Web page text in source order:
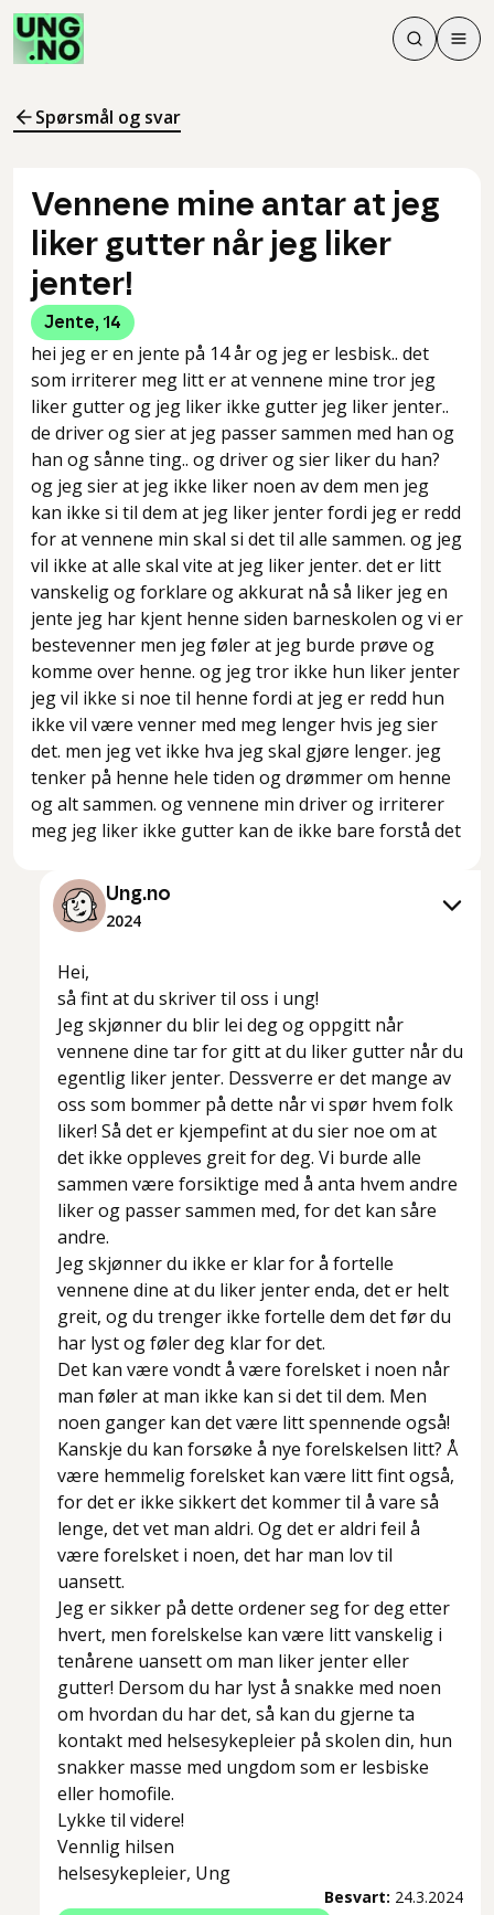
Søk
Søk
Meny
Spørsmål og svar
Vennene mine antar at jeg
liker gutter når jeg liker
jenter!
Jente, 14
hei jeg er en jente på 14 år og jeg er lesbisk.. det
som irriterer meg litt er at vennene mine tror jeg
liker gutter og jeg liker ikke gutter jeg liker jenter..
de driver og sier at jeg passer sammen med han og
han og sånne ting.. og driver og sier liker du han?
og jeg sier at jeg ikke liker noen av dem men jeg
kan ikke si til dem at jeg liker jenter fordi jeg er redd
for at vennene min skal si det til alle sammen. og jeg
vil ikke at alle skal vite at jeg liker jenter. det er litt
vanskelig og forklare og akkurat nå så liker jeg en
jente jeg har kjent henne siden barneskolen og vi er
bestevenner men jeg føler at jeg burde prøve og
komme over henne. og jeg tror ikke hun liker jenter
jeg vil ikke si noe til henne fordi at jeg er redd hun
ikke vil være venner med meg lenger hvis jeg sier
det. men jeg vet ikke hva jeg skal gjøre lenger. jeg
tenker på henne hele tiden og drømmer om henne
og alt sammen. og vennene min driver og irriterer
meg jeg liker ikke gutter kan de ikke bare forstå det
Ung.no
2024
Hei,
så fint at du skriver til oss i ung!
Jeg skjønner du blir lei deg og oppgitt når
vennene dine tar for gitt at du liker gutter når du
egentlig liker jenter. Dessverre er det mange av
oss som bommer på dette når vi spør hvem folk
liker! Så det er kjempefint at du sier noe om at
det ikke oppleves greit for deg. Vi burde alle
sammen være forsiktige med å anta hvem andre
liker og passer sammen med, for det kan såre
andre.
Jeg skjønner du ikke er klar for å fortelle
vennene dine at du liker jenter enda, det er helt
greit, og du trenger ikke fortelle dem det før du
har lyst og føler deg klar for det.
Det kan være vondt å være forelsket i noen når
man føler at man ikke kan si det til dem. Men
noen ganger kan det være litt spennende også!
Kanskje du kan forsøke å nye forelskelsen litt? Å
være hemmelig forelsket kan være litt fint også,
for det er ikke sikkert det kommer til å vare så
lenge, det vet man aldri. Og det er aldri feil å
være forelsket i noen, det har man lov til
uansett.
Jeg er sikker på dette ordener seg for deg etter
hvert, men forelskelse kan være litt vanskelig i
tenårene uansett om man liker jenter eller
gutter! Dersom du har lyst å snakke med noen
om hvordan du har det, så kan du gjerne ta
kontakt med helsesykepleier på skolen din, hun
snakker masse med ungdom som er lesbiske
eller homofile.
Lykke til videre!
Vennlig hilsen
helsesykepleier, Ung
Besvart: 24.3.2024